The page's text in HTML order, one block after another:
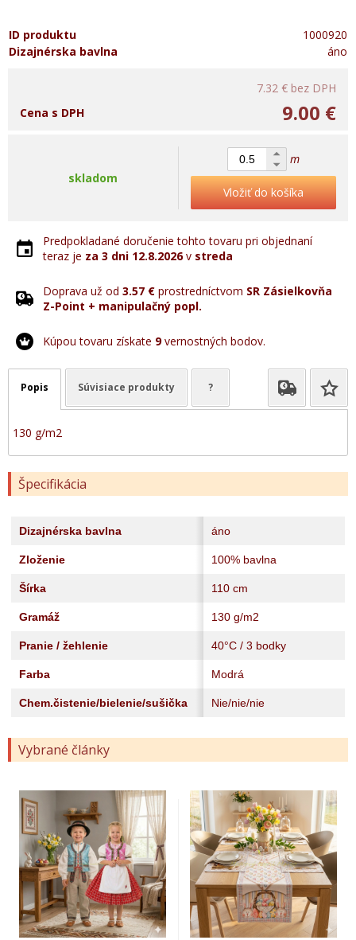
ID produktu
1000920
Dizajnérska bavlna
áno
7.32 € bez DPH
9.00 €
Cena s DPH
skladom
m
Vložiť do košíka
Predpokladané doručenie tohto tovaru pri objednaní
teraz je za 3 dni 12.8.2026v streda
Doprava už od 3.57 € prostredníctvom SR Zásielkovňa
Z-Point + manipulačný popl.
Kúpou tovaru získate 9vernostných bodov.
Popis Súvisiace produkty ?
130 g/m2
Špecifikácia
Dizajnérska bavlna áno
Zloženie 100% bavlna
Šírka 110 cm
Gramáž 130 g/m2
Pranie / žehlenie 40°C / 3 bodky
Farba Modrá
Chem.čistenie/bielenie/sušička Nie/nie/nie
Vybrané články